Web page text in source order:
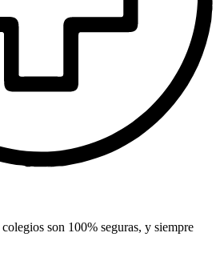
son 100% seguras, y siempre